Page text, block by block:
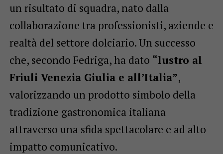
un risultato di squadra, nato dalla
collaborazione tra professionisti, aziende e
realtà del settore dolciario. Un successo
che, secondo Fedriga, ha dato “lustro al
Friuli Venezia Giulia e all’Italia”,
valorizzando un prodotto simbolo della
tradizione gastronomica italiana
attraverso una sfida spettacolare e ad alto
impatto comunicativo.